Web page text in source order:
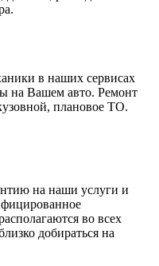
в наших сервисах
на Вашем авто. Ремонт
плановое ТО.
на наши услуги и
во всех
добираться на